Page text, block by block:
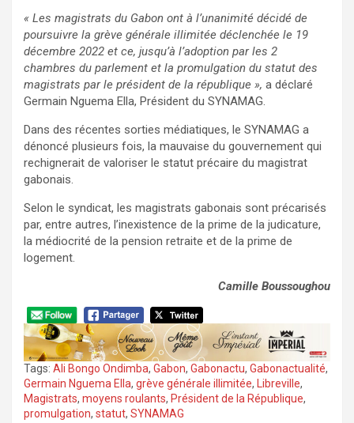
« Les magistrats du Gabon ont à l’unanimité décidé de
poursuivre la grève générale illimitée déclenchée le 19
décembre 2022 et ce, jusqu’à l’adoption par les 2
chambres du parlement et la promulgation du statut des
magistrats par le président de la république », a déclaré
Germain Nguema Ella, Président du SYNAMAG.
Dans des récentes sorties médiatiques, le SYNAMAG a
dénoncé plusieurs fois, la mauvaise du gouvernement qui
rechignerait de valoriser le statut précaire du magistrat
gabonais.
Selon le syndicat, les magistrats gabonais sont précarisés
par, entre autres, l’inexistence de la prime de la judicature,
la médiocrité de la pension retraite et de la prime de
logement.
Camille Boussoughou
Tags: Ali Bongo Ondimba, Gabon, Gabonactu, Gabonactualité,
Germain Nguema Ella, grève générale illimitée, Libreville,
Magistrats, moyens roulants, Président de la République,
promulgation, statut, SYNAMAG